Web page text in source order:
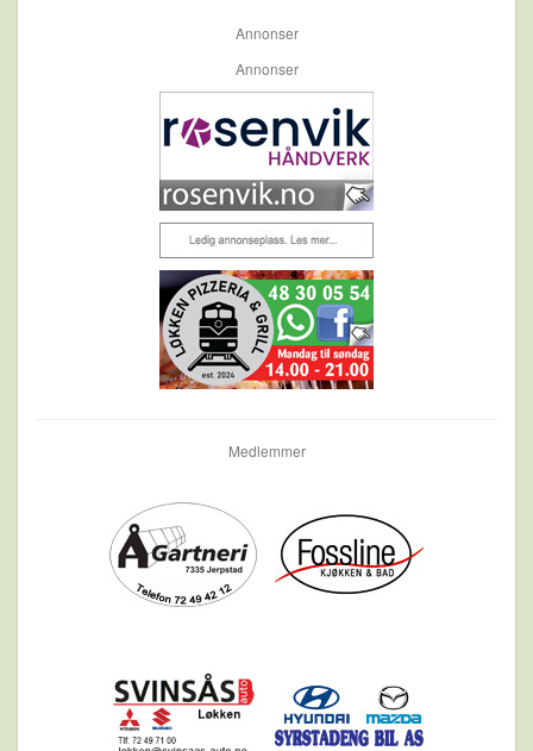
Annonser
Annonser
Medlemmer